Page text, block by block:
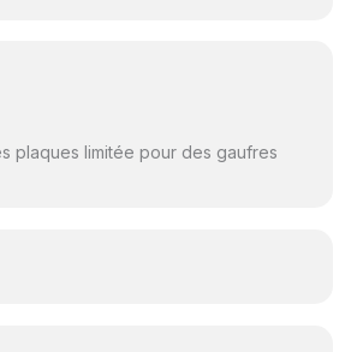
plaques limitée pour des gaufres